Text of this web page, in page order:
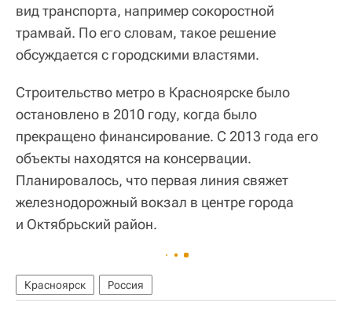
вид транспорта, например сокоростной
трамвай. По его словам, такое решение
обсуждается с городскими властями.
Строительство метро в Красноярске было
остановлено в 2010 году, когда было
прекращено финансирование. С 2013 года его
объекты находятся на консервации.
Планировалось, что первая линия свяжет
железнодорожный вокзал в центре города
и Октябрьский район.
Красноярск Россия